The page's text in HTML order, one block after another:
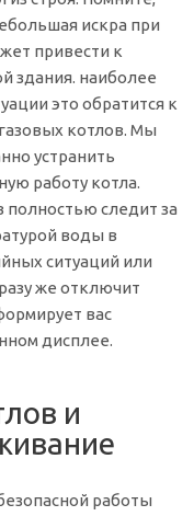
искра при
привести к
здания. наиболее
это обратится к
котлов. Мы
устранить
работу котла.
следит за
воды в
ситуаций или
же отключит
вас
дисплее.
и
работы